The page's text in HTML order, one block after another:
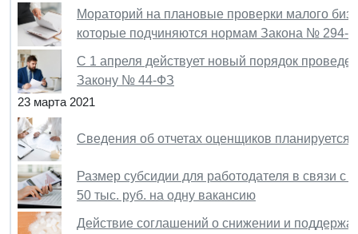
Мораторий на плановые проверки малого
которые подчиняются нормам Закона № 294-
С 1 апреля действует новый порядок
Закону № 44-ФЗ
23 марта 2021
Сведения об отчетах оценщиков планируется
Размер субсидии для работодателя в связи с
50 тыс. руб. на одну вакансию
Действие соглашений о снижении и